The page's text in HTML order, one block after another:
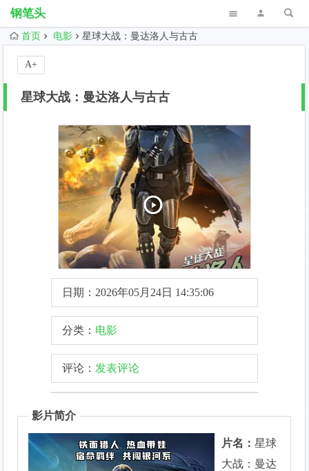
钢笔头
首页 电影 星球大战：曼达洛人与古古
星球大战：曼达洛人与古古
日期：2026年05月24日 14:35:06
分类： 电影
评论： 发表评论
影片简介
片名：星球
大战：曼达
A+